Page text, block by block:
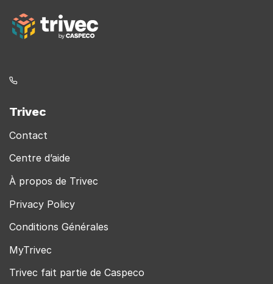
Trivec
Contact
Centre d’aide
À propos de Trivec
Privacy Policy
Conditions Générales
MyTrivec
Trivec fait partie de Caspeco